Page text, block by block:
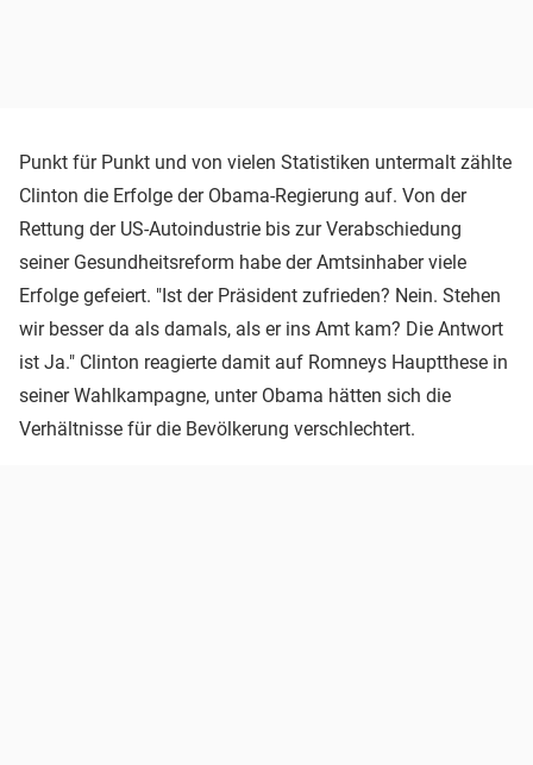
Punkt für Punkt und von vielen Statistiken untermalt zählte
Clinton die Erfolge der Obama-Regierung auf. Von der
Rettung der US-Autoindustrie bis zur Verabschiedung
seiner Gesundheitsreform habe der Amtsinhaber viele
Erfolge gefeiert. "Ist der Präsident zufrieden? Nein. Stehen
wir besser da als damals, als er ins Amt kam? Die Antwort
ist Ja." Clinton reagierte damit auf Romneys Hauptthese in
seiner Wahlkampagne, unter Obama hätten sich die
Verhältnisse für die Bevölkerung verschlechtert.